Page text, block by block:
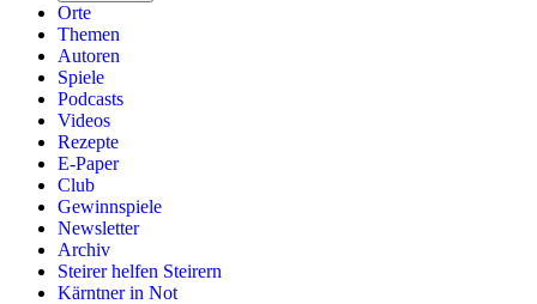
Orte
Themen
Autoren
Spiele
Podcasts
Videos
Rezepte
E-Paper
Club
Gewinnspiele
Newsletter
Archiv
Steirer helfen Steirern
Kärntner in Not